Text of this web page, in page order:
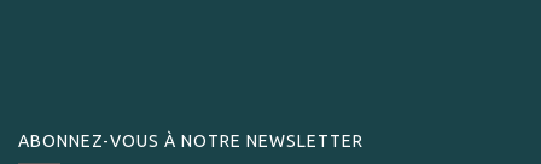
ABONNEZ-VOUS À NOTRE NEWSLETTER